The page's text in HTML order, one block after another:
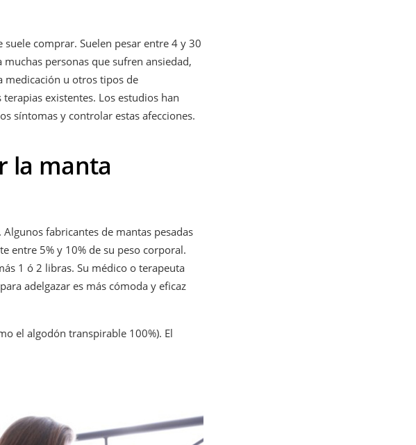
comprar. Suelen pesar entre 4 y 30
personas que sufren ansiedad,
medicación u otros tipos de
existentes. Los estudios han
síntomas y controlar estas afecciones.
la manta
fabricantes de mantas pesadas
entre 5% y 10% de su peso corporal.
1 ó 2 libras. Su médico o terapeuta
adelgazar es más cómoda y eficaz
el algodón transpirable 100%). El